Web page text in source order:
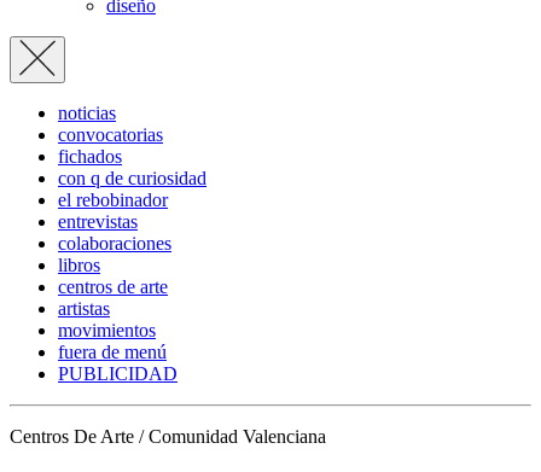
diseño
noticias
convocatorias
fichados
con q de curiosidad
el rebobinador
entrevistas
colaboraciones
libros
centros de arte
artistas
movimientos
fuera de menú
PUBLICIDAD
Centros De Arte / Comunidad Valenciana